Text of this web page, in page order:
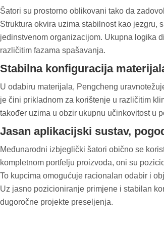
Šatori su prostorno oblikovani tako da
Struktura okvira uzima stabilnost kao jezgru,
jedinstvenom organizacijom. Ukupna logika
različitim fazama spašavanja.
Stabilna konfiguracija
U odabiru materijala, Pengcheng
je čini prikladnom za korištenje u različitim
također uzima u obzir ukupnu učinkovitost u
Jasan aplikacijski sustav,
Međunarodni izbjeglički šatori obično se
kompletnom portfelju proizvoda, oni su
To kupcima omogućuje racionalan odabir i
Uz jasno pozicioniranje primjene i stabilan
dugoročne projekte preseljenja.